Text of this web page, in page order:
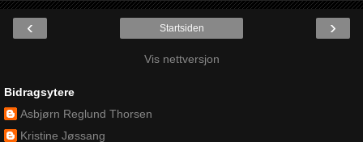
‹ ›
Startsiden
Vis nettversjon
Bidragsytere
Asbjørn Reglund Thorsen
Kristine Jøssang